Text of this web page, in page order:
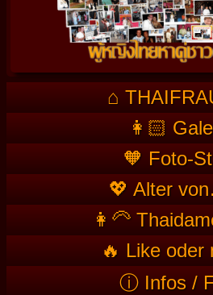
⌂
👩🏻
🧡 Foto-
💖 Alter
👩‍🦳
🔥 Like oder
ⓘ Infos /